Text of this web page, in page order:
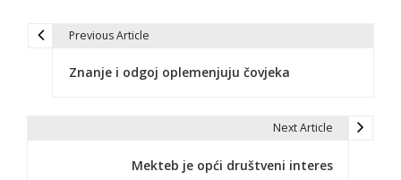
Previous Article
Znanje i odgoj oplemenjuju čovjeka
Next Article
Mekteb je opći društveni interes